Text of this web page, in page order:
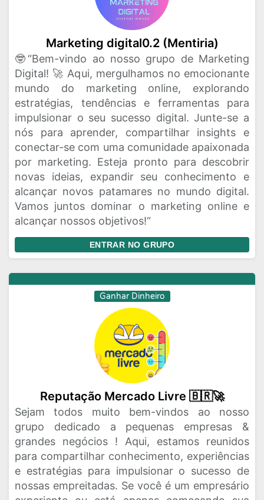
Marketing digital0.2 (Mentiria)
🤓“Bem-vindo ao nosso grupo de Marketing
Digital! 🚀 Aqui, mergulhamos no emocionante
mundo do marketing online, explorando
estratégias, tendências e ferramentas para
impulsionar o seu sucesso digital. Junte-se a
nós para aprender, compartilhar insights e
conectar-se com uma comunidade apaixonada
por marketing. Esteja pronto para descobrir
novas ideias, expandir seu conhecimento e
alcançar novos patamares no mundo digital.
Vamos juntos dominar o marketing online e
alcançar nossos objetivos!“
ENTRAR NO GRUPO
Ganhar Dinheiro
Reputação Mercado Livre 🇧🇷🚀
Sejam todos muito bem-vindos ao nosso
grupo dedicado a pequenas empresas &
grandes negócios ! Aqui, estamos reunidos
para compartilhar conhecimento, experiências
e estratégias para impulsionar o sucesso de
nossas empreitadas. Se você é um empresário